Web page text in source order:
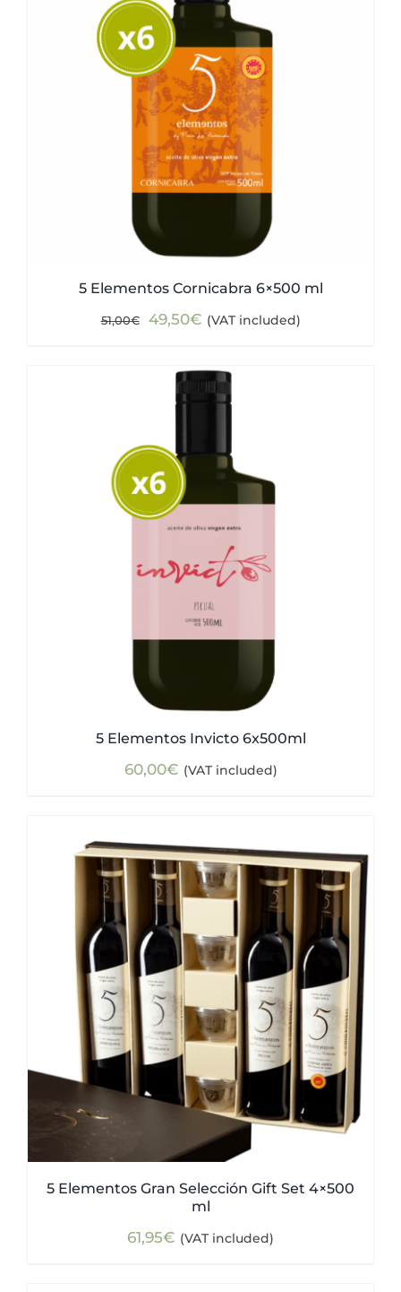
5 Elementos Cornicabra 6×500 ml
51,00€
Original
was:
51,00€.
49,50€Current
is:
49,50€.
(VAT included)
5 Elementos Invicto 6x500ml
60,00€ (VAT included)
5 Elementos Gran Selección Gift Set 4×500
ml
61,95€ (VAT included)